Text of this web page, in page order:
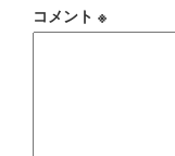
コメント ※